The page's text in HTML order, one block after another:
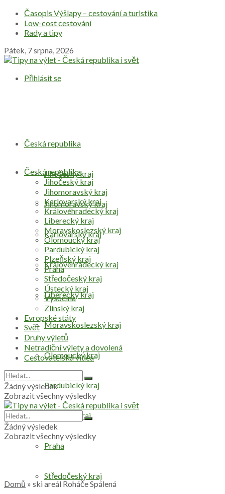
Časopis Výšlapy – cestování a turistika
Low-cost cestování
Rady a tipy
Pátek, 7 srpna, 2026
Přihlásit se
Česká republika
Jihočeský kraj
Jihomoravský kraj
Karlovarský kraj
Královéhradecký kraj
Liberecký kraj
Moravskoslezský kraj
Olomoucký kraj
Pardubický kraj
Plzeňský kraj
Praha
Středočeský kraj
Česká republika
Jihočeský kraj
Jihomoravský kraj
Karlovarský kraj
Královéhradecký kraj
Liberecký kraj
Moravskoslezský kraj
Olomoucký kraj
Pardubický kraj
Plzeňský kraj
Praha
Středočeský kraj
Ústecký kraj
Vysočina
Zlínský kraj
Evropské státy
Svět
Druhy výletů
Netradiční výlety a dovolená
Cestovatelská videa
Žádný výsledek
Zobrazit všechny výsledky
Žádný výsledek
Zobrazit všechny výsledky
Domů » ski areál Roháče Spálená